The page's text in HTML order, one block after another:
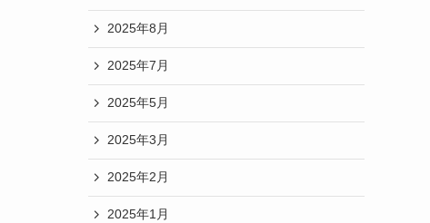
2025年8月
2025年7月
2025年5月
2025年3月
2025年2月
2025年1月